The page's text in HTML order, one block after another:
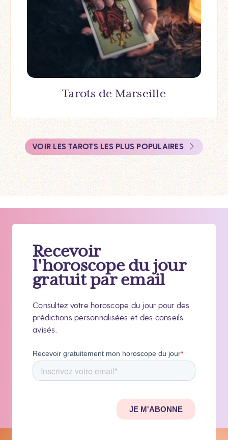
Tarots de Marseille
VOIR LES TAROTS LES PLUS POPULAIRES
Recevoir
l'horoscope du jour
gratuit par email
Consultez votre horoscope du jour pour des
prédictions personnalisées et des conseils
avisés.